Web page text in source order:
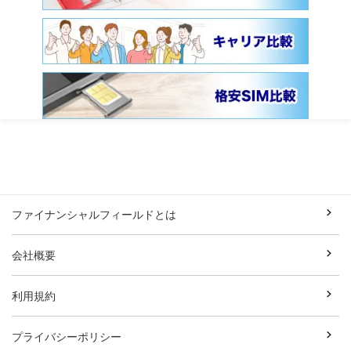
ファイナンシャルフィールドとは
会社概要
利用規約
プライバシーポリシー